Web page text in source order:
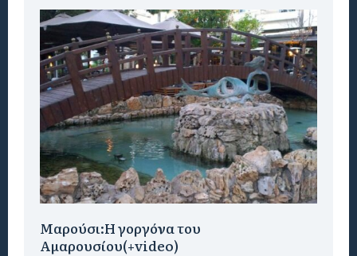
Μαρούσι:H γοργόνα του
Αμαρουσίου(+video)